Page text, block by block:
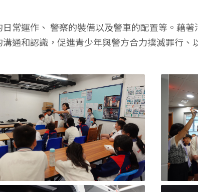
常運作、 警察的裝備以及警車的配置等。藉
通和認識，促進青少年與警方合力撲滅罪行、